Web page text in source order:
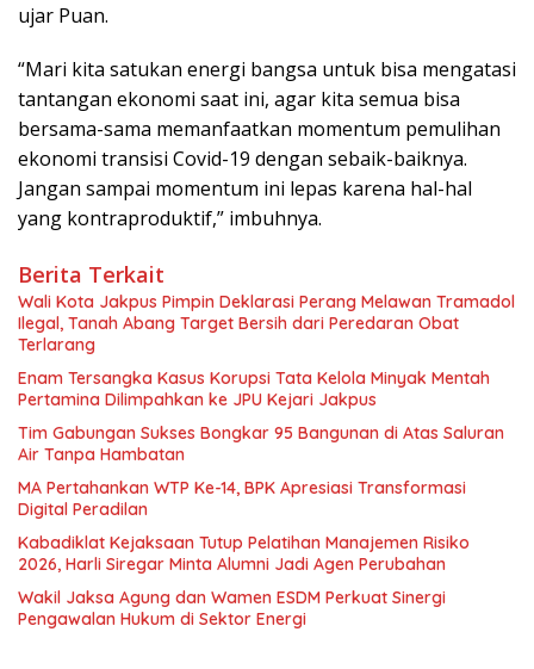
ujar Puan.
“Mari kita satukan energi bangsa untuk bisa mengatasi
tantangan ekonomi saat ini, agar kita semua bisa
bersama-sama memanfaatkan momentum pemulihan
ekonomi transisi Covid-19 dengan sebaik-baiknya.
Jangan sampai momentum ini lepas karena hal-hal
yang kontraproduktif,” imbuhnya.
Berita Terkait
Wali Kota Jakpus Pimpin Deklarasi Perang Melawan Tramadol
Ilegal, Tanah Abang Target Bersih dari Peredaran Obat
Terlarang
Enam Tersangka Kasus Korupsi Tata Kelola Minyak Mentah
Pertamina Dilimpahkan ke JPU Kejari Jakpus
Tim Gabungan Sukses Bongkar 95 Bangunan di Atas Saluran
Air Tanpa Hambatan
MA Pertahankan WTP Ke-14, BPK Apresiasi Transformasi
Digital Peradilan
Kabadiklat Kejaksaan Tutup Pelatihan Manajemen Risiko
2026, Harli Siregar Minta Alumni Jadi Agen Perubahan
Wakil Jaksa Agung dan Wamen ESDM Perkuat Sinergi
Pengawalan Hukum di Sektor Energi